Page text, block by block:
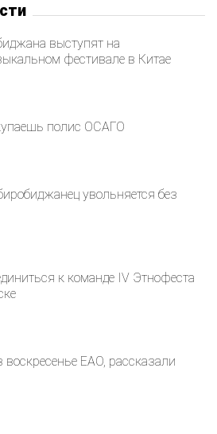
выступят на
фестивале в Китае
полис ОСАГО
увольняется без
к команде IV Этнофеста
воскресенье ЕАО, рассказали